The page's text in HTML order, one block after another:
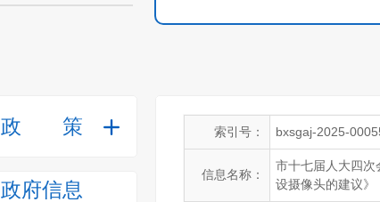
政策
政府信息
索引号： bxsgaj-2025-
信息名称：
市十七届人大四次
设摄像头的建议》